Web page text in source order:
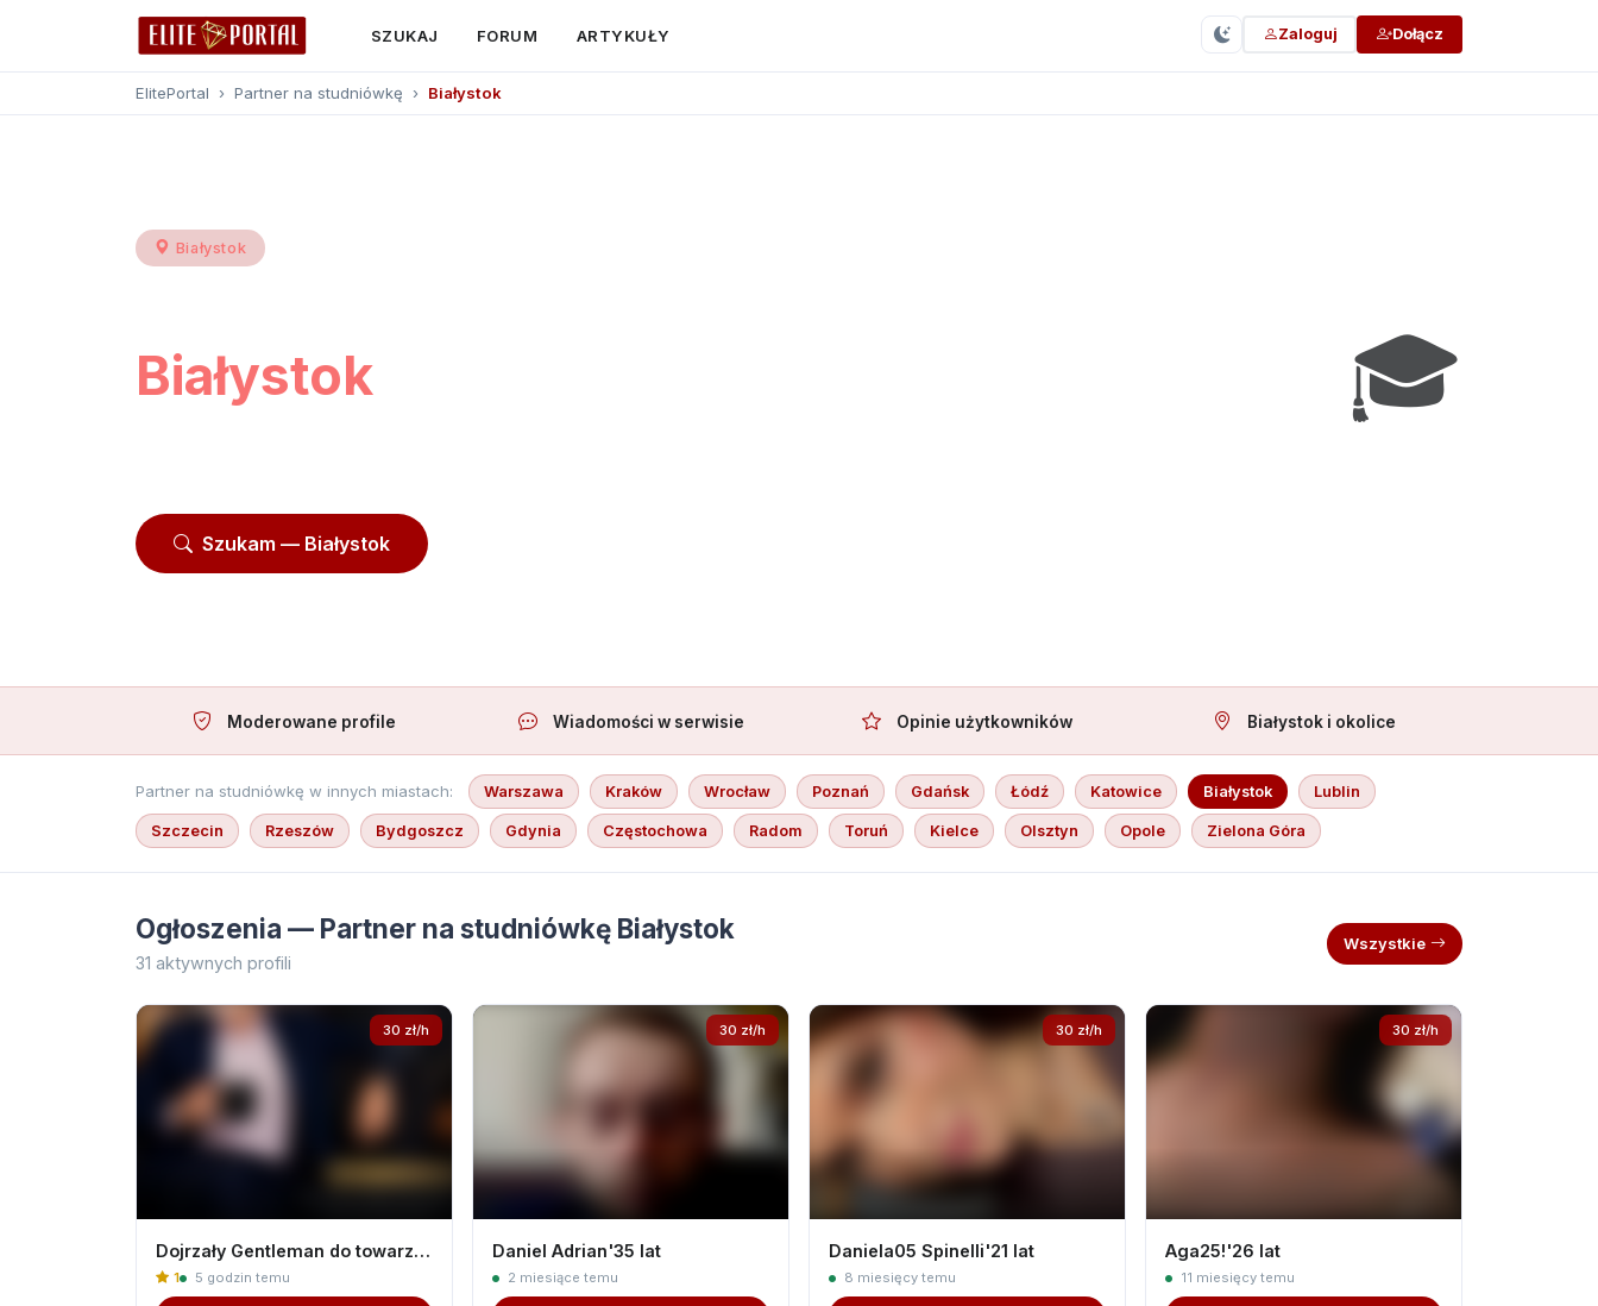
SZUKAJ FORUM ARTYKUŁY Zaloguj Dołącz
ElitePortal › Partner na studniówkę › Białystok
Białystok
Białystok
Szukam — Białystok
🎓
Moderowane profile Wiadomości w serwisie Opinie użytkowników Białystok i okolice
Partner na studniówkę w innych miastach: Warszawa Kraków Wrocław Poznań Gdańsk Łódź Katowice Białystok Lublin
Szczecin Rzeszów Bydgoszcz Gdynia Częstochowa Radom Toruń Kielce Olsztyn Opole Zielona Góra
Ogłoszenia — Partner na studniówkę Białystok
31 aktywnych profili
Wszystkie
30 zł/h
Dojrzały Gentleman do towarzystwa'45 lat
1 5 godzin temu
30 zł/h
Daniel Adrian'35 lat
2 miesiące temu
30 zł/h
Daniela05 Spinelli'21 lat
8 miesięcy temu
30 zł/h
Aga25!'26 lat
11 miesięcy temu